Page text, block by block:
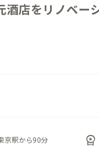
酒店をリノベー
京駅から90分 workspace_premium